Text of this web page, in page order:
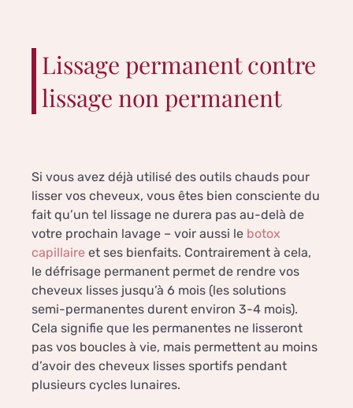
Lissage permanent contre
lissage non permanent
Si vous avez déjà utilisé des outils chauds pour
lisser vos cheveux, vous êtes bien consciente du
fait qu’un tel lissage ne durera pas au-delà de
votre prochain lavage – voir aussi le botox
capillaire et ses bienfaits. Contrairement à cela,
le défrisage permanent permet de rendre vos
cheveux lisses jusqu’à 6 mois (les solutions
semi-permanentes durent environ 3-4 mois).
Cela signifie que les permanentes ne lisseront
pas vos boucles à vie, mais permettent au moins
d’avoir des cheveux lisses sportifs pendant
plusieurs cycles lunaires.